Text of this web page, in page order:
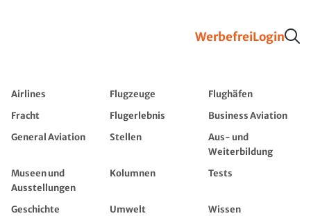
WerbefreiLogin
Airlines Flugzeuge
Flughäfen
Fracht
Flugerlebnis
Business Aviation
General Aviation
Stellen
Aus- und
Weiterbildung
Museen und
Ausstellungen
Kolumnen Tests
Geschichte Umwelt
Wissen